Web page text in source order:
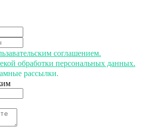
соглашением.
обработки персональных данных.
рассылки.